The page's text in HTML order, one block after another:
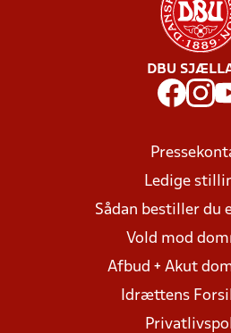
DBU
Ledige
Sådan bestiller du
Vold mod
Afbud + Akut
Idrættens